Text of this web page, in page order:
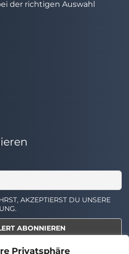
Privatsphäre
der richtigen Auswahl
AKZEPTIERST DU UNSERE